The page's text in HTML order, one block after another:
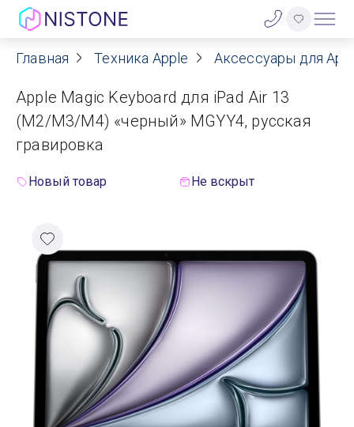
Акции
О нас
Блог
Договор оферты
Контакты
Гарантия
Оплата
Доставка
Главная Техника Apple Аксессуары для
Apple Magic Keyboard для iPad Air 13
(M2/M3/M4) «черный» MGYY4, русская
гравировка
Новый товар Не вскрыт